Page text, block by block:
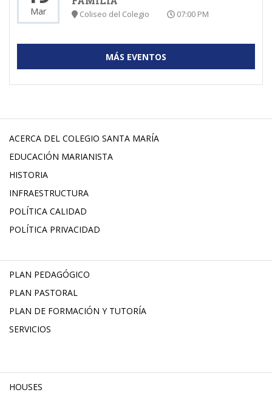
Mar Coliseo del Colegio 07:00 PM
MÁS EVENTOS
ACERCA DEL COLEGIO SANTA MARÍA
EDUCACIÓN MARIANISTA
HISTORIA
INFRAESTRUCTURA
POLÍTICA CALIDAD
POLÍTICA PRIVACIDAD
PLAN PEDAGÓGICO
PLAN PASTORAL
PLAN DE FORMACIÓN Y TUTORÍA
SERVICIOS
HOUSES